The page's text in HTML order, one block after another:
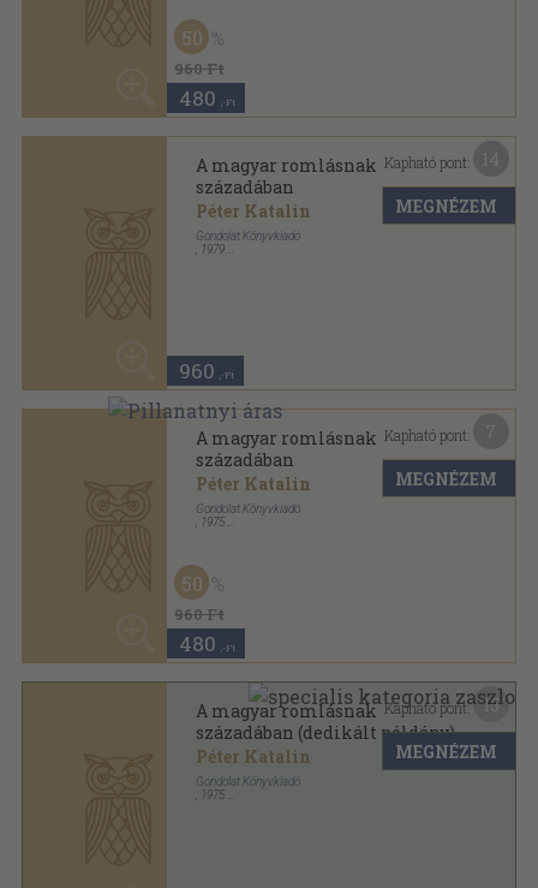
960 Ft
480
A magyar romlásnak
századában (dedikált példány)
Péter Katalin
Gondolat Könyvkiadó
,1975
Ragasztott papírkötés,
Magyar História sorozat
Kapható pont: 15
MEGNÉZEM
A Nógrád Megyei Múzeumok
Évkönyve 1981.
Köpeczi Béla...
Nógrád megyei Múzeumok Igazgatósága
,1981
Ragasztott papírkötés,
A Nógrád Megyei Múzeumok évkönyve sorozat
3.140
Kapható pont: 25
MEGNÉZEM
A Rákóczi-szabadságharc
postája
Kamody Miklós
Szabolcs-Szatmár megyei Múzeumok Igazgatósága
,1981
Ragasztott papírkötés,
Folia Rákócziana sorozat
Kapható pont: 9
MEGNÉZEM